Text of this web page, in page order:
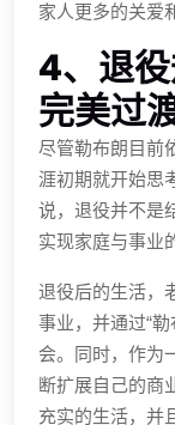
家人更多的关爱
4、退
完美过
尽管勒布朗目前
涯初期就开始思
说，退役并不是
实现家庭与事业
退役后的生活，
事业，并通过“
会。同时，作为
断扩展自己的商
充实的生活，并